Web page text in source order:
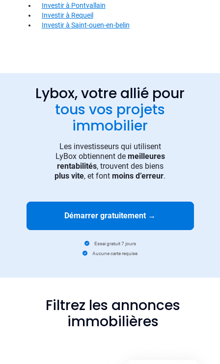
Investir à Pontvallain
Investir à Requeil
Investir à Saint-ouen-en-belin
Lybox, votre allié pour
tous vos projets
immobilier
Les investisseurs qui utilisent
LyBox obtiennent de meilleures
rentabilités, trouvent des biens
plus vite, et font moins d’erreur.
Démarrer gratuitement →
Essai gratuit 7 jours
Aucune carte requise
Filtrez les annonces
immobilières